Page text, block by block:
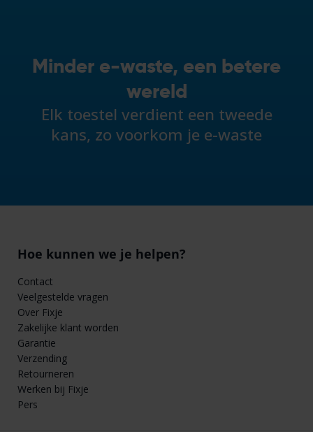
Minder e-waste, een betere
wereld
Elk toestel verdient een tweede
kans, zo voorkom je e-waste
Hoe kunnen we je helpen?
Contact
Veelgestelde vragen
Over Fixje
Zakelijke klant worden
Garantie
Verzending
Retourneren
Werken bij Fixje
Pers